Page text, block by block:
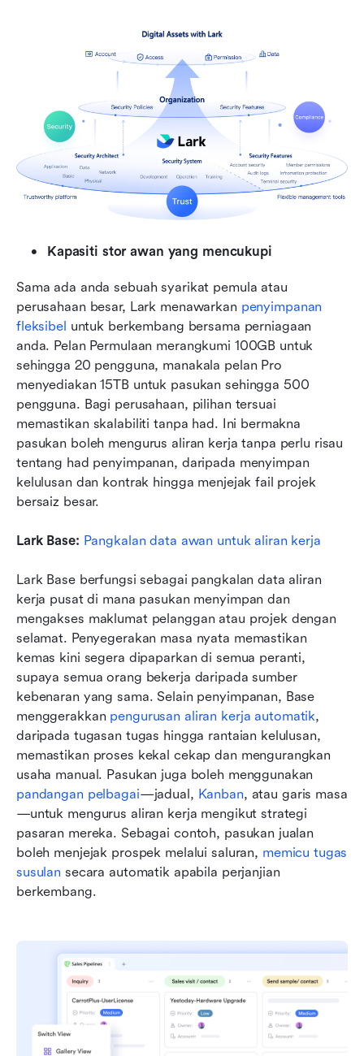
Kapasiti stor awan yang mencukupi
Sama ada anda sebuah syarikat pemula atau
perusahaan besar, Lark menawarkan penyimpanan
fleksibel untuk berkembang bersama perniagaan
anda. Pelan Permulaan merangkumi 100GB untuk
sehingga 20 pengguna, manakala pelan Pro
menyediakan 15TB untuk pasukan sehingga 500
pengguna. Bagi perusahaan, pilihan tersuai
memastikan skalabiliti tanpa had. Ini bermakna
pasukan boleh mengurus aliran kerja tanpa perlu risau
tentang had penyimpanan, daripada menyimpan
kelulusan dan kontrak hingga menjejak fail projek
bersaiz besar.
Lark Base: Pangkalan data awan untuk aliran kerja
Lark Base berfungsi sebagai pangkalan data aliran
kerja pusat di mana pasukan menyimpan dan
mengakses maklumat pelanggan atau projek dengan
selamat. Penyegerakan masa nyata memastikan
kemas kini segera dipaparkan di semua peranti,
supaya semua orang bekerja daripada sumber
kebenaran yang sama. Selain penyimpanan, Base
menggerakkan pengurusan aliran kerja automatik,
daripada tugasan tugas hingga rantaian kelulusan,
memastikan proses kekal cekap dan mengurangkan
pandangan pelbagai—jadual, Kanban, atau garis masa
—untuk mengurus aliran kerja mengikut strategi
pasaran mereka. Sebagai contoh, pasukan jualan
boleh menjejak prospek melalui saluran, memicu tugas
susulan secara automatik apabila perjanjian
berkembang.